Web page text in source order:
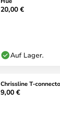
20,00 €
Auf Lager.
Chrissline T-
9,00 €